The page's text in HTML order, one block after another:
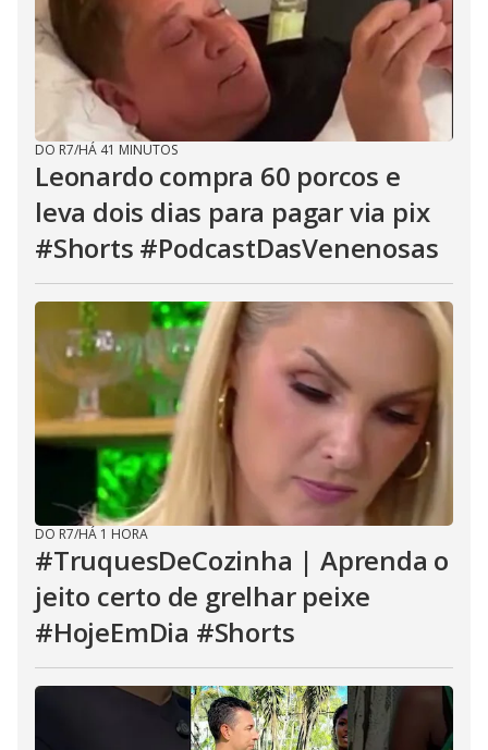
DO R7/HÁ 41 MINUTOS
Leonardo compra 60 porcos e
leva dois dias para pagar via pix
#Shorts #PodcastDasVenenosas
DO R7/HÁ 1 HORA
#TruquesDeCozinha | Aprenda o
jeito certo de grelhar peixe
#HojeEmDia #Shorts